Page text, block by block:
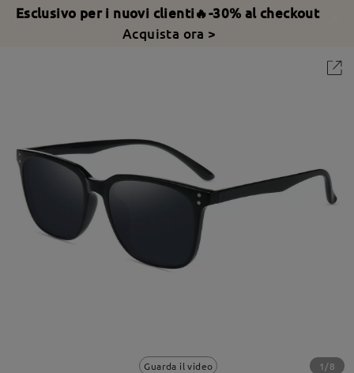
Esclusivo per i nuovi clienti🔥-30% al checkout
Acquista ora >
Guarda il video 1/8